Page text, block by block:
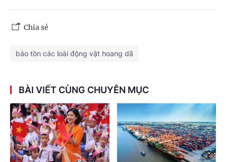
Chia sẻ
bảo tồn các loài động vật hoang dã
BÀI VIẾT CÙNG CHUYÊN MỤC